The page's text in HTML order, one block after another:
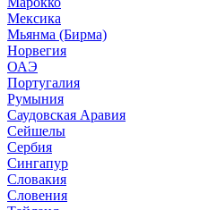
Мексика
Мьянма (Бирма)
Норвегия
ОАЭ
Португалия
Румыния
Саудовская Аравия
Сейшелы
Сербия
Сингапур
Словакия
Словения